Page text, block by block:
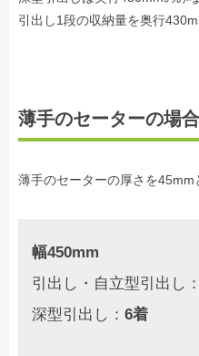
引出し1段の収納量を奥行
薄手のセーターの場合
薄手のセーターの厚さを45mm
幅450mm
引出し・自立型引出し：
深型引出し： 6着